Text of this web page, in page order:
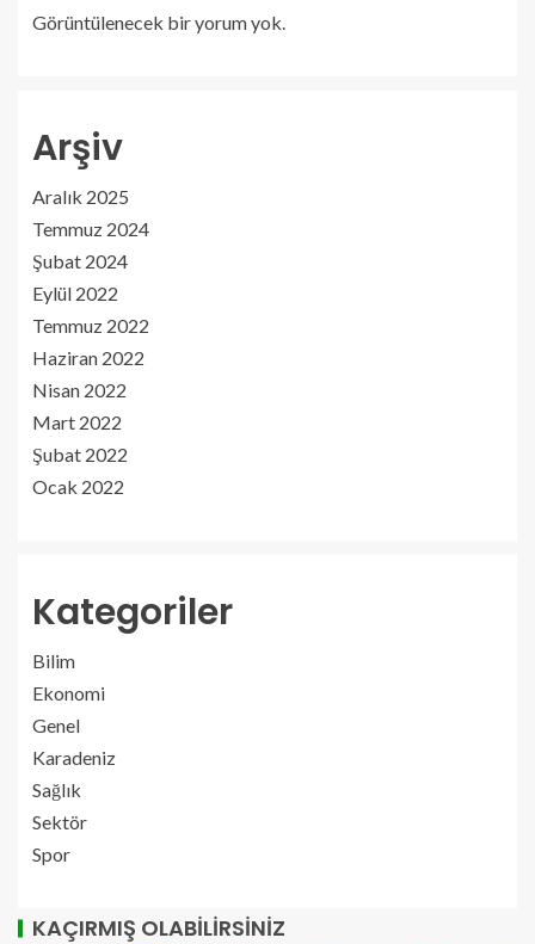
Görüntülenecek bir yorum yok.
Arşiv
Aralık 2025
Temmuz 2024
Şubat 2024
Eylül 2022
Temmuz 2022
Haziran 2022
Nisan 2022
Mart 2022
Şubat 2022
Ocak 2022
Kategoriler
Bilim
Ekonomi
Genel
Karadeniz
Sağlık
Sektör
Spor
KAÇIRMIŞ OLABILIRSINIZ